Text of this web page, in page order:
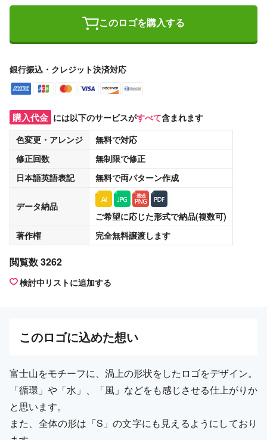
このロゴを購入する
銀行振込・クレジット決済対応
購入代金 には以下のサービスがすべて含まれます
色変更・アレンジ
無料で対応
修正回数
無制限で修正
日本語英語表記
無料で両パターン作成
データ納品
ご希望に応じた形式で納品(複数可)
著作権
完全無料譲渡します
閲覧数 3262
検討中リストに追加する
このロゴに込めた想い
富士山をモチーフに、渦上の形状をしたロゴをデザイン。
「循環」や「水」、「風」などをも感じさせる仕上がりか
と思います。
また、全体の形は「S」の文字にも見えるようにしており